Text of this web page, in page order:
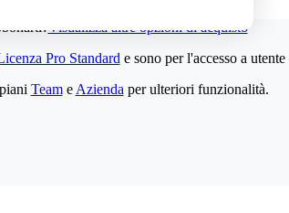
Visualizza altre opzioni di acquisto
Pro Standard e sono per l'accesso a
Teame Azienda per ulteriori funzionalità.